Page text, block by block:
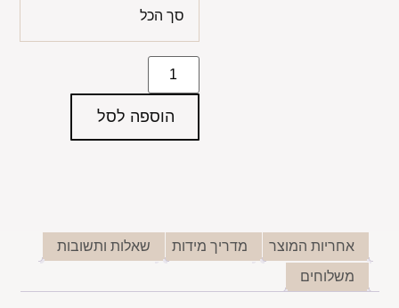
סך הכל
הוספה לסל
אחריות המוצר מדריך מידות
שאלות ותשובות
משלוחים